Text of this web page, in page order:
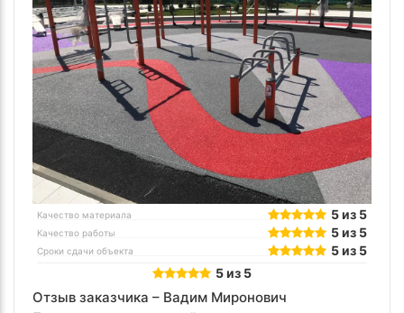
Качество материала 5 из 5
Качество работы 5 из 5
Сроки сдачи объекта
5 из 5
5 из 5
Отзыв заказчика – Вадим Миронович